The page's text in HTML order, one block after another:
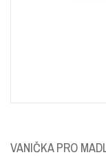
VANIČKA PRO